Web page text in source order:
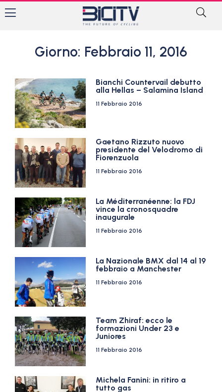
Giorno: Febbraio 11, 2016
Bianchi Countervail debutto
alla Hellas – Salamina Island
11 Febbraio 2016
Gaetano Rizzuto nuovo
presidente del Velodromo di
Fiorenzuola
11 Febbraio 2016
La Méditerranéenne: la FDJ
vince la cronosquadre
inaugurale
11 Febbraio 2016
La Nazionale BMX dal 14 al 19
febbraio a Manchester
11 Febbraio 2016
Team Zhiraf: ecco le
formazioni Under 23 e
Juniores
11 Febbraio 2016
Michela Fanini: in ritiro a
tutto gas